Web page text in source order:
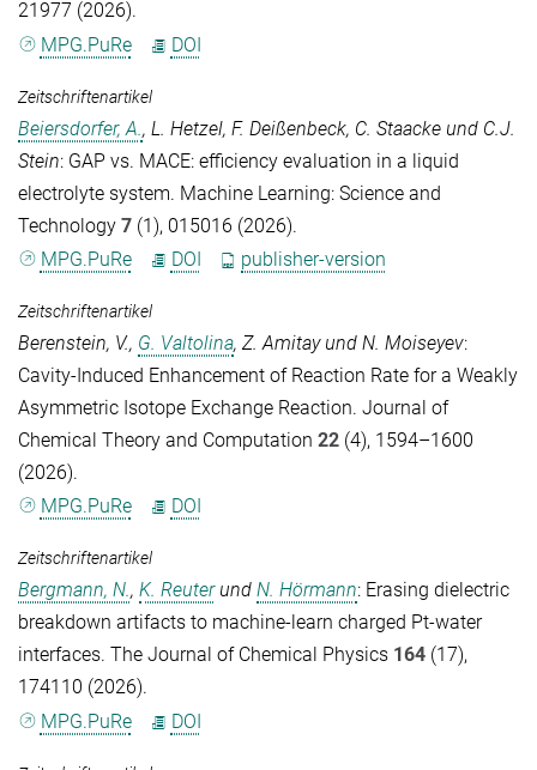
21977 (2026).
MPG.PuRe
DOI
Zeitschriftenartikel
Beiersdorfer, A., L. Hetzel, F. Deißenbeck, C. Staacke und C.J.
Stein: GAP vs. MACE: efficiency evaluation in a liquid
electrolyte system. Machine Learning: Science and
Technology 7 (1), 015016 (2026).
MPG.PuRe
DOI publisher-version
Zeitschriftenartikel
Berenstein, V., G. Valtolina, Z. Amitayund N. Moiseyev:
Cavity-Induced Enhancement of Reaction Rate for a Weakly
Asymmetric Isotope Exchange Reaction. Journal of
Chemical Theory and Computation 22 (4), 1594–1600
(2026).
MPG.PuRe
DOI
Zeitschriftenartikel
Bergmann, N., K. Reuterund N. Hörmann: Erasing dielectric
breakdown artifacts to machine-learn charged Pt-water
interfaces. The Journal of Chemical Physics 164 (17),
174110 (2026).
MPG.PuRe
DOI